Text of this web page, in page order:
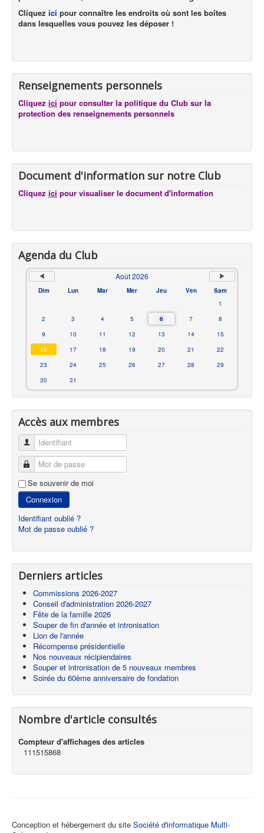
Cliquez ici pour connaître les endroits où sont les boîtes
dans lesquelles vous pouvez les déposer !
Renseignements personnels
Cliquez ici pour consulter la politique du Club sur la
protection des renseignements personnels
Document d'information sur notre Club
Cliquez ici pour visualiser le document d'information
Agenda du Club
Août 2026
Dim Lun Mar Mer Jeu Ven
Sam
1
2
3 4 5 6 7
8
9
10 11 12 13 14
15
16
17 18 19 20 21
22
23
24 25 26 27 28
29
30
31
Accès aux membres
Identifiant
Mot de passe
Se souvenir de moi
Connexion
Identifiant oublié ?
Mot de passe oublié ?
Derniers articles
Commissions 2026-2027
Conseil d'administration 2026-2027
Fête de la famille 2026
Souper de fin d'année et intronisation
Lion de l'année
Récompense présidentielle
Nos nouveaux récipiendaires
Souper et intronisation de 5 nouveaux membres
Soirée du 60ème anniversaire de fondation
Nombre d'article consultés
Compteur d'affichages des articles
111515868
Conception et hébergement du site Société d'informatique Multi-